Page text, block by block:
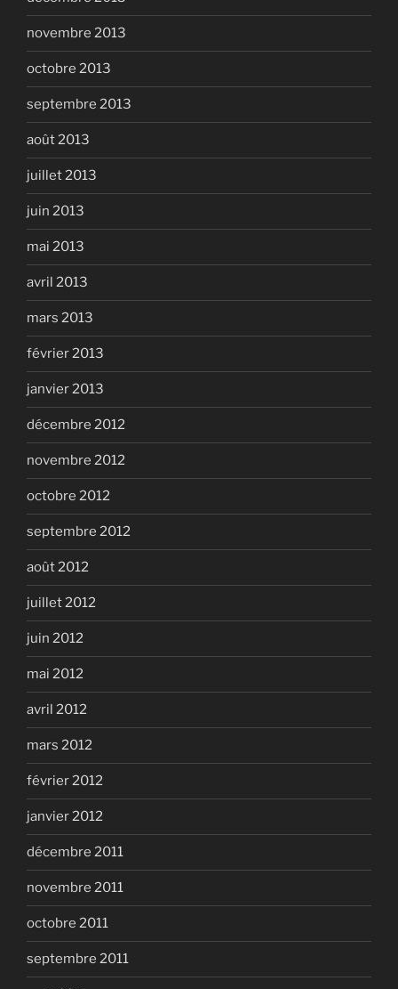
novembre 2013
octobre 2013
septembre 2013
août 2013
juillet 2013
juin 2013
mai 2013
avril 2013
mars 2013
février 2013
janvier 2013
décembre 2012
novembre 2012
octobre 2012
septembre 2012
août 2012
juillet 2012
juin 2012
mai 2012
avril 2012
mars 2012
février 2012
janvier 2012
décembre 2011
novembre 2011
octobre 2011
septembre 2011